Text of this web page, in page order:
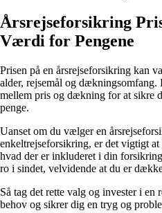
Årsrejseforsikring
Værdi for Pengene
Prisen på en årsrejseforsikring kan
alder, rejsemål og
mellem pris og dækning for at sikre
penge.
Uanset om du vælger en
enkeltrejseforsikring, er det vigtigt
hvad der er inkluderet i din
ro i sindet, velvidende at du er
Så tag det rette valg og invester i en
behov og sikrer dig en tryg og